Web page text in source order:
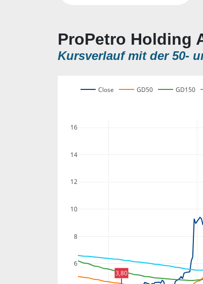
ProPetro Holding
Kursverlauf mit der 50-
6
8
10
12
14
16
Close GD50 GD150
3,80